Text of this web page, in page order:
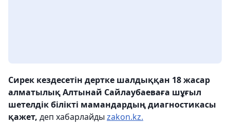
Сирек кездесетін дертке шалдыққан 18 жасар
алматылық Алтынай Сайлаубаеваға шұғыл
шетелдік білікті мамандардың диагностикасы
қажет, деп хабарлайды zakon.kz.